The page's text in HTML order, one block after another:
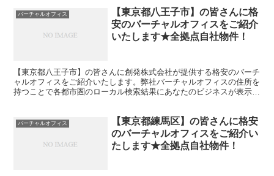
バーチャルオフィス
【東京都八王子市】の皆さんに格
安のバーチャルオフィスをご紹介
いたします★全拠点自社物件！
【東京都八王子市】の皆さんに創発株式会社が提供する格安のバーチ
ャルオフィスをご紹介いたします。弊社バーチャルオフィスの住所を
持つことで各都市圏のローカル検索結果にあなたのビジネスが表示さ
バーチャルオフィス
【東京都練馬区】の皆さんに格安
のバーチャルオフィスをご紹介い
たします★全拠点自社物件！